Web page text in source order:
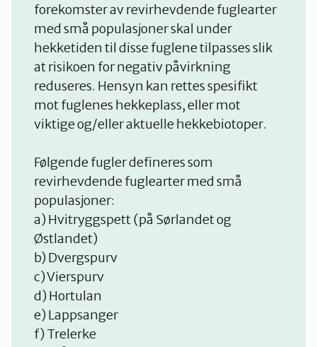
forekomster av revirhevdende fuglearter
med små populasjoner skal under
hekketiden til disse fuglene tilpasses slik
at risikoen for negativ påvirkning
reduseres. Hensyn kan rettes spesifikt
mot fuglenes hekkeplass, eller mot
viktige og/eller aktuelle hekkebiotoper.
Følgende fugler defineres som
revirhevdende fuglearter med små
populasjoner:
a) Hvitryggspett (på Sørlandet og
Østlandet)
b) Dvergspurv
c) Vierspurv
d) Hortulan
e) Lappsanger
f) Trelerke